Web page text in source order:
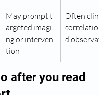
May prompt t
argeted imagi
ng or interven
tion
Often
correlation
d
after you read